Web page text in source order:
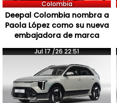
Colombia
Deepal Colombia nombra a
Paola López como su nueva
embajadora de marca
Jul 17 /26 22:51